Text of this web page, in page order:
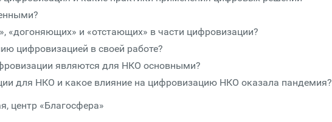
«догоняющих» и «отстающих» в части цифровизации?
цифровизацией в своей работе?
являются для НКО основными?
для НКО и какое влияние на цифровизацию НКО оказала пандемия?
центр «Благосфера»